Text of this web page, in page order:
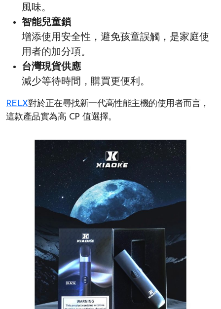
風味。
智能兒童鎖
增添使用安全性，避免孩童誤觸，是家庭使
用者的加分項。
台灣現貨供應
減少等待時間，購買更便利。
RELX對於正在尋找新一代高性能主機的使用者而言，
這款產品實為高 CP 值選擇。